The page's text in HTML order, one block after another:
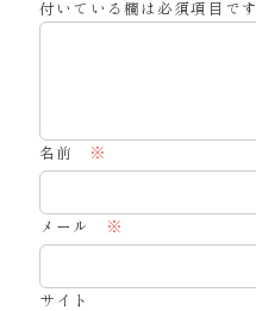
付いている欄は必須項目です
名前 ※
メール ※
サイト